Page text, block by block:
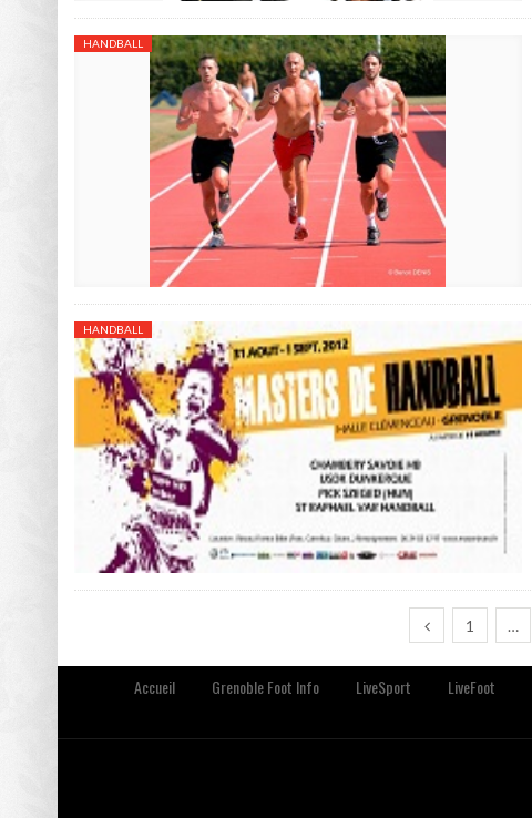
HANDBALL
HANDBALL
1 …
Accueil Grenoble Foot Info LiveSport LiveFoot